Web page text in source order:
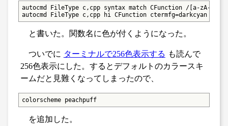
autocmd FileType c,cpp syntax match CFunction /[a-zA-
autocmd FileType c,cpp hi CFunction ctermfg=darkcyan
と書いた。関数名に色が付くようになった。
ついでに ターミナルで256色表示する も読んで
256色表示にした。するとデフォルトのカラースキ
ームだと見難くなってしまったので、
colorscheme peachpuff
を追加した。